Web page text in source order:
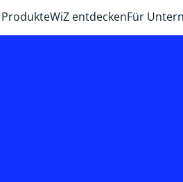
ProdukteWiZ entdeckenFür